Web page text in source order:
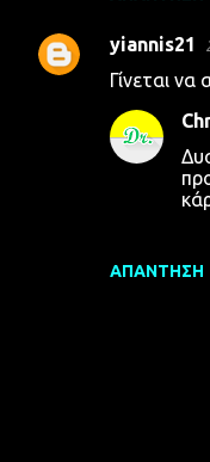
yiannis21
Γίνεται
ΑΠΆΝΤΗΣΗ